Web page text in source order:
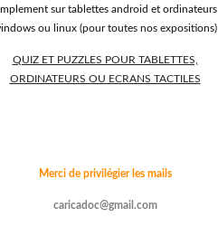
sur tablettes android et ordinateurs
ou linux (pour toutes nos expositions)
QUIZ ET PUZZLES POUR TABLETTES,
ORDINATEURS OU ECRANS TACTILES
Merci de privilégier les mails
caricadoc@gmail.com